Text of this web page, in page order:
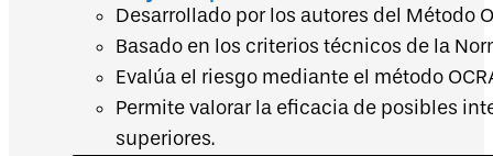
Desarrollado por los autores del Método
Basado en los criterios técnicos de la
Evalúa el riesgo mediante el método
Permite valorar la eficacia de posibles
superiores.